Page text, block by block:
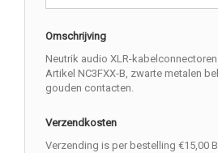
Omschrijving
Neutrik audio XLR-
Artikel NC3FXX-B, zwarte metalen
gouden contacten.
Verzendkosten
Verzending is per bestelling €15,00